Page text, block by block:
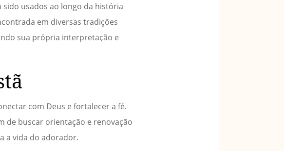
sido usados ao longo da história
em diversas tradições
sua própria interpretação e
com Deus e fortalecer a fé.
de buscar orientação e renovação
a vida do adorador.